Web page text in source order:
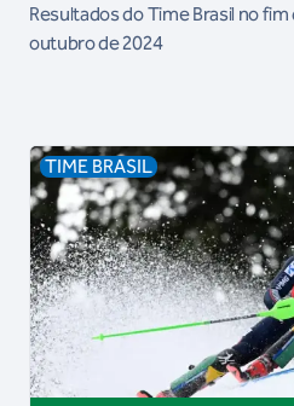
Resultados do Time Brasil no fim
outubro de 2024
TIME BRASIL